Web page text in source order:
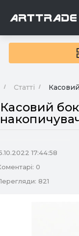
Статті
Касовий
17:44:58
0
821